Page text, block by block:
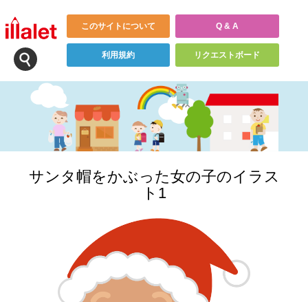
このサイトについて Q & A
利用規約 リクエストボード
サンタ帽をかぶった女の子のイラス
ト1